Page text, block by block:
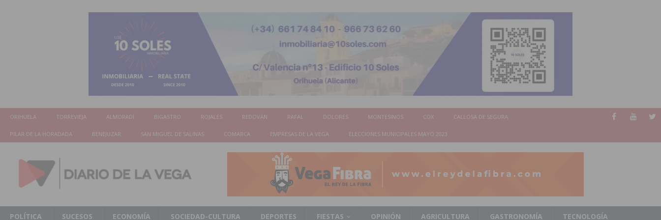
ORIHUELA TORREVIEJA ALMORADÍ BIGASTRO ROJALES REDOVÁN RAFAL DOLORES MONTESINOS COX CALLOSA DE SEGURA
PILAR DE LA HORADADA BENEJUZAR SAN MIGUEL DE SALINAS COMARCA EMPRESAS DE LA VEGA ELECCIONES MUNICIPALES MAYO 2023
POLÍTICA SUCESOS ECONOMÍA SOCIEDAD-CULTURA DEPORTES FIESTAS OPINIÓN AGRICULTURA GASTRONOMÍA TECNOLOGÍA